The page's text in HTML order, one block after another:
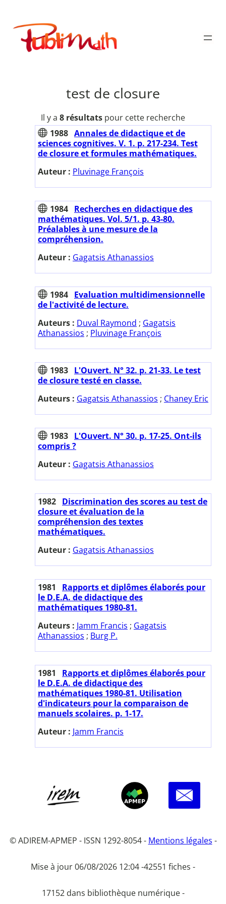
contenu
Publimath
test de closure
Il y a 8 résultats pour cette recherche
1988 Annales de didactique et de
sciences cognitives. V. 1. p. 217-234. Test
de closure et formules mathématiques.
Auteur : Pluvinage François
1984 Recherches en didactique des
mathématiques. Vol. 5/1. p. 43-80.
Préalables à une mesure de la
compréhension.
Auteur : Gagatsis Athanassios
1984 Evaluation multidimensionnelle
de l'activité de lecture.
Auteurs : Duval Raymond ; Gagatsis
Athanassios ; Pluvinage François
1983 L'Ouvert. N° 32. p. 21-33. Le test
de closure testé en classe.
Auteurs : Gagatsis Athanassios ; Chaney Eric
1983 L'Ouvert. N° 30. p. 17-25. Ont-ils
compris ?
Auteur : Gagatsis Athanassios
1982 Discrimination des scores au test de
closure et évaluation de la
compréhension des textes
mathématiques.
Auteur : Gagatsis Athanassios
1981
Rapports et diplômes élaborés pour
le D.E.A. de didactique des
mathématiques 1980-81.
Auteurs : Jamm Francis ; Gagatsis
Athanassios ; Burg P.
1981
Rapports et diplômes élaborés pour
le D.E.A. de didactique des
mathématiques 1980-81. Utilisation
d'indicateurs pour la comparaison de
manuels scolaires. p. 1-17.
Auteur : Jamm Francis
© ADIREM-APMEP - ISSN 1292-8054 - Mentions légales -
Mise à jour 06/08/2026 12:04 -42551 fiches -
17152 dans bibliothèque numérique -